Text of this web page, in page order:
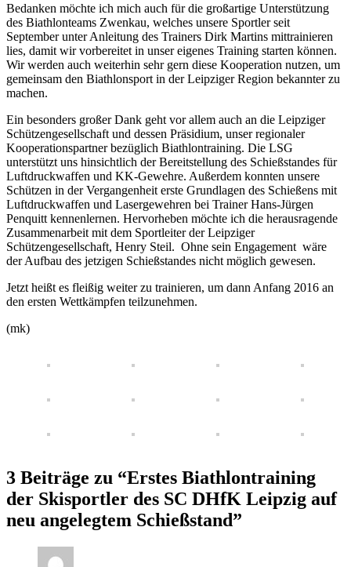
Bedanken möchte ich mich auch für die großartige Unterstützung
des Biathlonteams Zwenkau, welches unsere Sportler seit
September unter Anleitung des Trainers Dirk Martins mittrainieren
lies, damit wir vorbereitet in unser eigenes Training starten können.
Wir werden auch weiterhin sehr gern diese Kooperation nutzen, um
gemeinsam den Biathlonsport in der Leipziger Region bekannter zu
machen.
Ein besonders großer Dank geht vor allem auch an die Leipziger
Schützengesellschaft und dessen Präsidium, unser regionaler
Kooperationspartner bezüglich Biathlontraining. Die LSG
unterstützt uns hinsichtlich der Bereitstellung des Schießstandes für
Luftdruckwaffen und KK-Gewehre. Außerdem konnten unsere
Schützen in der Vergangenheit erste Grundlagen des Schießens mit
Luftdruckwaffen und Lasergewehren bei Trainer Hans-Jürgen
Penquitt kennenlernen. Hervorheben möchte ich die herausragende
Zusammenarbeit mit dem Sportleiter der Leipziger
Schützengesellschaft, Henry Steil. Ohne sein Engagement wäre
der Aufbau des jetzigen Schießstandes nicht möglich gewesen.
Jetzt heißt es fleißig weiter zu trainieren, um dann Anfang 2016 an
den ersten Wettkämpfen teilzunehmen.
(mk)
3 Beiträge zu “Erstes Biathlontraining
der Skisportler des SC DHfK Leipzig auf
neu angelegtem Schießstand”